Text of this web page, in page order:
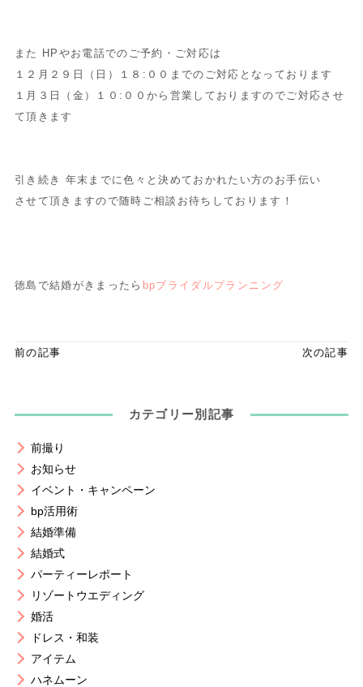
また HPやお電話でのご予約・ご対応は
１２月２９日（日）１８:００までのご対応となっております
１月３日（金）１０:００から営業しておりますのでご対応させ
て頂きます
引き続き 年末までに色々と決めておかれたい方のお手伝い
させて頂きますので随時ご相談お待ちしております！
徳島で結婚がきまったら bpブライダルプランニング
前の記事 次の記事
カテゴリー別記事
前撮り
お知らせ
イベント・キャンペーン
bp活用術
結婚準備
結婚式
パーティーレポート
リゾートウエディング
婚活
ドレス・和装
アイテム
ハネムーン